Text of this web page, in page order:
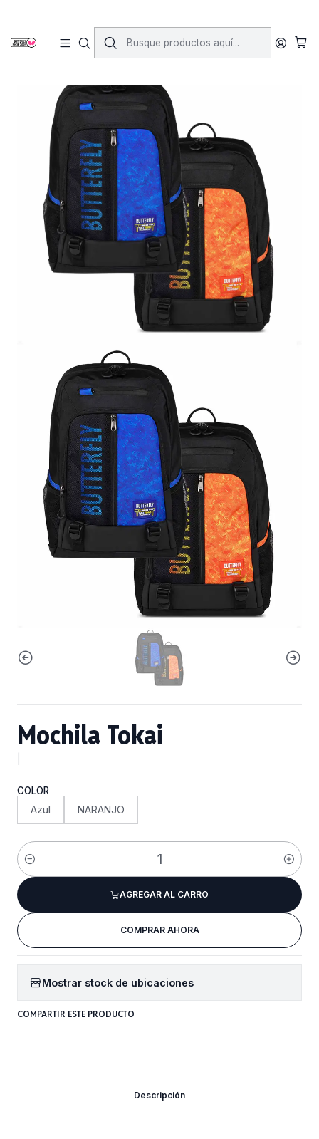
Mochila Tokai
COLOR
Azul NARANJO
Cantidad
AGREGAR AL CARRO
COMPRAR AHORA
Mostrar stock de ubicaciones
COMPARTIR ESTE PRODUCTO
Descripción